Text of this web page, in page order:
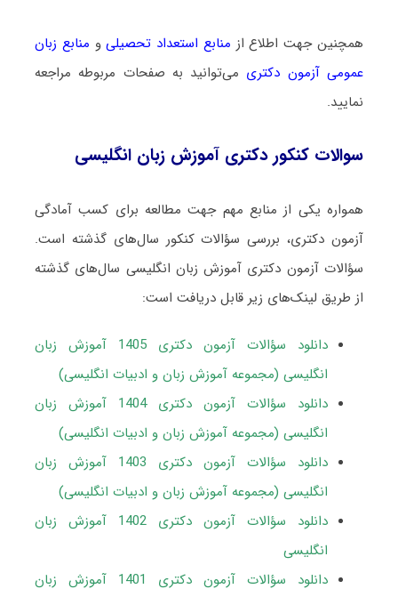
همچنین جهت اطلاع از منابع استعداد تحصیلیو منابع زبان
عمومی آزمون دکتری می‌توانید به صفحات مربوطه مراجعه
نمایید.
سوالات کنکور دکتری آموزش زبان انگلیسی
همواره یکی از منابع مهم جهت مطالعه برای کسب آمادگی
آزمون دکتری، بررسی سؤالات کنکور سال‌های گذشته است.
سؤالات آزمون دکتری آموزش زبان انگلیسی سال‌های گذشته
از طریق لینک‌های زیر قابل دریافت است:
دانلود سؤالات آزمون دکتری 1405 آموزش زبان
انگلیسی (مجموعه آموزش زبان و ادبیات انگلیسی)
دانلود سؤالات آزمون دکتری 1404 آموزش زبان
انگلیسی (مجموعه آموزش زبان و ادبیات انگلیسی)
دانلود سؤالات آزمون دکتری 1403 آموزش زبان
انگلیسی (مجموعه آموزش زبان و ادبیات انگلیسی)
دانلود سؤالات آزمون دکتری 1402 آموزش
زبان
انگلیسی
دانلود سؤالات آزمون دکتری 1401 آموزش زبان